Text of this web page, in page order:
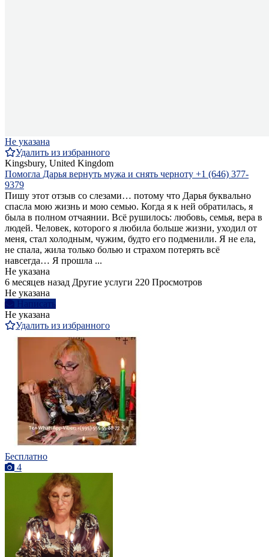
Не указана
Удалить из избранного
Kingsbury, United Kingdom
Помогла Дарья вернуть мужа и снять черноту +1 (646) 377-
9379
Пишу этот отзыв со слезами… потому что Дарья буквально
спасла мою жизнь и мою семью. Когда я к ней обратилась, я
была в полном отчаянии. Всё рушилось: любовь, семья, вера в
людей. Человек, которого я любила больше жизни, уходил от
меня, стал холодным, чужим, будто его подменили. Я не ела,
не спала, жила только болью и страхом потерять всё
навсегда… Я прошла ...
Не указана
6 месяцев назад Другие услуги 220 Просмотров
Не указана
Написать
Не указана
Удалить из избранного
Бесплатно
4